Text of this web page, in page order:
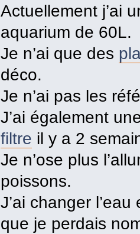
Actuellement j’ai
aquarium de 60L.
Je n’ai que des
déco.
Je n’ai pas les
J’ai également
filtre il y a 2
Je n’ose plus
poissons.
J’ai changer
que je perdais